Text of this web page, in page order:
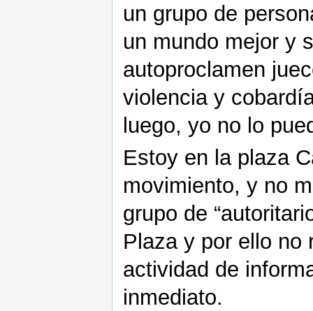
un grupo de
un mundo mejor y
autoproclamen
violencia y
luego, yo no lo
Estoy en la plaza
movimiento, y no
grupo de
Plaza y por ello no
actividad de
inmediato.